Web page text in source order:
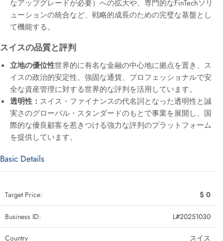
なアップグレードが必要）への拡大や、専門的なFinTechソリ
ューションの統合など、戦略的成長のための完璧な基盤とし
て機能する。
スイスの品質と評判
立地の優位性世界的に有名な金融の中心地に拠点を置き、ス
イスの政治的安定性、強固な通貨、プロフェッショナルで安
全な資産管理に対する世界的な評判を活用しています。
透明性： スイス・ファイナンスの代名詞となった透明性と誠
実さのグローバル・スタンダードのもとで事業を展開し、国
際的な優良顧客を惹きつける強力な評判のプラットフォーム
を提供しています。
Basic Details
Target Price: $ 0
Business ID: L#20251030
Country スイス